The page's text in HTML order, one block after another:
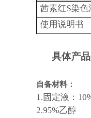
茜素红S染色
使用说明书
具体产
自备材料：
1.固定液：
2.95%乙醇